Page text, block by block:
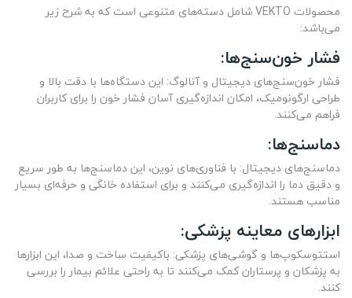
محصولات VEKTO شامل دسته‌های متنوعی است که به شرح زیر
می‌باشد:
فشار خون‌سنج‌ها:
فشار خون‌سنج‌های دیجیتال و آنالوگ: این دستگاه‌ها با دقت بالا و
طراحی ارگونومیک، امکان اندازه‌گیری آسان فشار خون را برای کاربران
فراهم می‌کنند.
دماسنج‌ها:
دماسنج‌های دیجیتال: با فناوری‌های نوین، این دماسنج‌ها به طور سریع
و دقیق دما را اندازه‌گیری می‌کنند و برای استفاده خانگی و حرفه‌ای بسیار
مناسب هستند.
ابزارهای معاینه پزشکی:
استتوسکوپ‌ها و گوشی‌های پزشکی: باکیفیت ساخت و صدا، این ابزارها
به پزشکان و پرستاران کمک می‌کنند تا به راحتی علائم بیمار را بررسی
کنند.